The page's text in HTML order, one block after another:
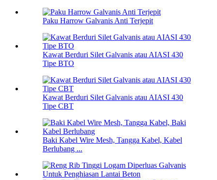
Paku Harrow Galvanis Anti Terjepit
Kawat Berduri Silet Galvanis atau AIASI 430
Tipe BTO
Kawat Berduri Silet Galvanis atau AIASI 430
Tipe CBT
Baki Kabel Wire Mesh, Tangga Kabel, Kabel
Berlubang ...